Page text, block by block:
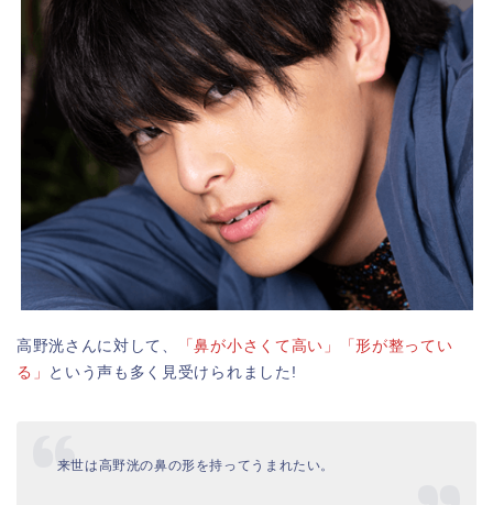
高野洸さんに対して、
「鼻が小さくて高い」「形が整ってい
る」
という声も多く見受けられました!
来世は高野洸の鼻の形を持ってうまれたい。